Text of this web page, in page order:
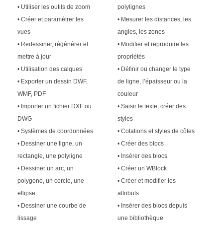
• Utiliser les outils de zoom
• Créer et paramétrer les
vues
• Redessiner, régénérer et
mettre à jour
• Utilisation des calques
• Exporter un dessin DWF,
WMF, PDF
• Importer un fichier DXF ou
DWG
• Systèmes de coordonnées
• Dessiner une ligne, un
rectangle, une polyligne
• Dessiner un arc, un
polygone, un cercle, une
ellipse
• Dessiner une courbe de
lissage
polylignes
• Mesurer les distances, les
angles, les zones
• Modifier et reproduire les
propriétés
• Définir ou changer le type
de ligne, l’épaisseur ou la
couleur
• Saisir le texte, créer des
styles
• Cotations et styles de côtes
• Créer des blocs
• Insérer des blocs
• Créer un WBlock
• Créer et modifier les
attributs
• Insérer des blocs depuis
une bibliothèque